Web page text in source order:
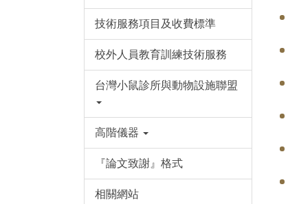
技術服務項目及收費標準
校外人員教育訓練技術服務
台灣小鼠診所與動物設施聯盟
高階儀器
『論文致謝』格式
相關網站